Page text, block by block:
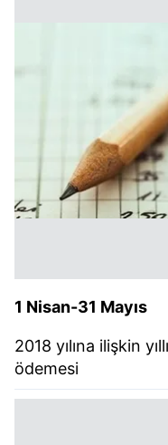
Çerezlere ilişkin
vasıtasıyla
için Ayarlar butonuna
ziyaret
6698 sayılı Kişisel
hazırlanmış
ilgili mevzuata uygun
almak için lütfen
1 Nisan-31 Mayıs
2018 yılına ilişkin
ödemesi